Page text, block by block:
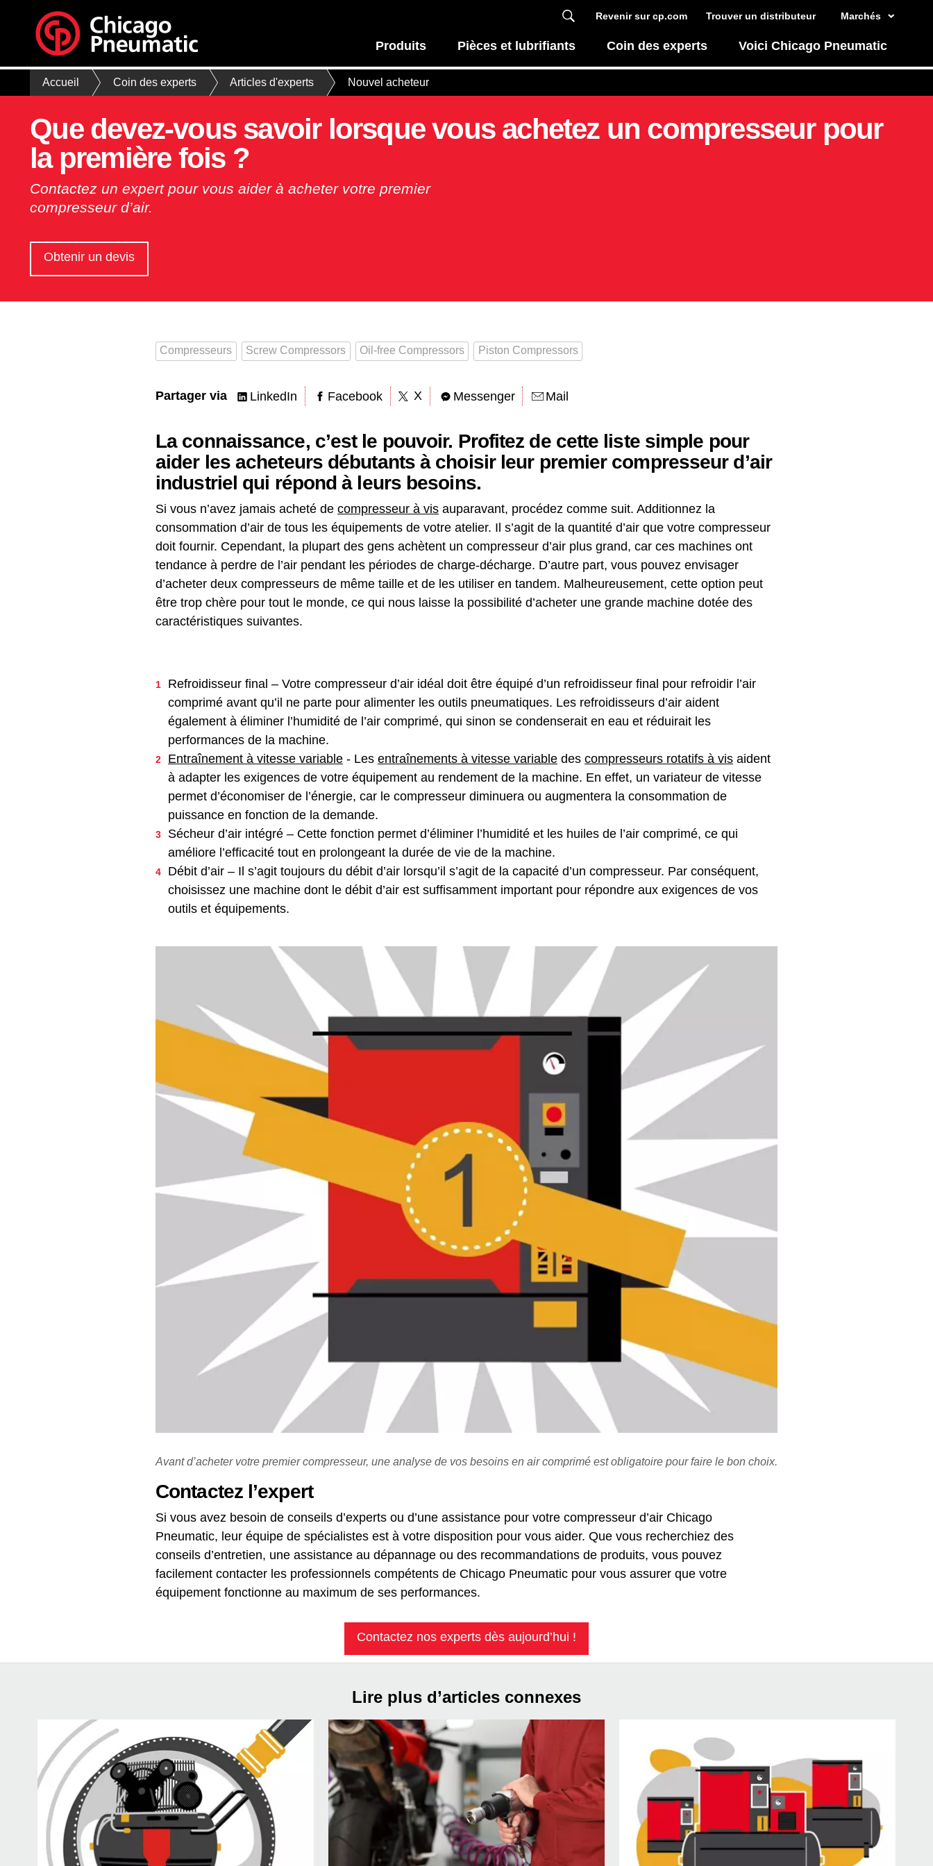
Marchés
Revenir sur cp.com Trouver un distributeur
Produits Pièces et lubrifiants Coin des experts Voici Chicago Pneumatic
Accueil Coin des experts Articles d'experts Nouvel acheteur
Que devez-vous savoir lorsque vous achetez un compresseur pour
la première fois ?
Contactez un expert pour vous aider à acheter votre premier
compresseur d’air.
Obtenir un devis
Compresseurs Screw Compressors Oil-free Compressors Piston Compressors
Partager via LinkedIn Facebook X Messenger Mail
La connaissance, c’est le pouvoir. Profitez de cette liste simple pour
aider les acheteurs débutants à choisir leur premier compresseur d’air
industriel qui répond à leurs besoins.
Si vous n’avez jamais acheté de compresseur à vis auparavant, procédez comme suit. Additionnez la
consommation d’air de tous les équipements de votre atelier. Il s’agit de la quantité d’air que votre compresseur
doit fournir. Cependant, la plupart des gens achètent un compresseur d’air plus grand, car ces machines ont
tendance à perdre de l’air pendant les périodes de charge-décharge. D’autre part, vous pouvez envisager
d’acheter deux compresseurs de même taille et de les utiliser en tandem. Malheureusement, cette option peut
être trop chère pour tout le monde, ce qui nous laisse la possibilité d’acheter une grande machine dotée des
caractéristiques suivantes.
Refroidisseur final – Votre compresseur d’air idéal doit être équipé d’un refroidisseur final pour refroidir l’air
comprimé avant qu’il ne parte pour alimenter les outils pneumatiques. Les refroidisseurs d’air aident
également à éliminer l’humidité de l’air comprimé, qui sinon se condenserait en eau et réduirait les
performances de la machine.
Entraînement à vitesse variable - Les entraînements à vitesse variable des compresseurs rotatifs à vis aident
à adapter les exigences de votre équipement au rendement de la machine. En effet, un variateur de vitesse
permet d’économiser de l’énergie, car le compresseur diminuera ou augmentera la consommation de
puissance en fonction de la demande.
Sécheur d’air intégré – Cette fonction permet d’éliminer l’humidité et les huiles de l’air comprimé, ce qui
améliore l’efficacité tout en prolongeant la durée de vie de la machine.
Débit d’air – Il s’agit toujours du débit d’air lorsqu’il s’agit de la capacité d’un compresseur. Par conséquent,
choisissez une machine dont le débit d’air est suffisamment important pour répondre aux exigences de vos
outils et équipements.
Avant d’acheter votre premier compresseur, une analyse de vos besoins en air comprimé est obligatoire pour faire le bon choix.
Contactez l’expert
Si vous avez besoin de conseils d’experts ou d’une assistance pour votre compresseur d’air Chicago
Pneumatic, leur équipe de spécialistes est à votre disposition pour vous aider. Que vous recherchiez des
conseils d’entretien, une assistance au dépannage ou des recommandations de produits, vous pouvez
facilement contacter les professionnels compétents de Chicago Pneumatic pour vous assurer que votre
équipement fonctionne au maximum de ses performances.
Contactez nos experts dès aujourd’hui !
Lire plus d’articles connexes